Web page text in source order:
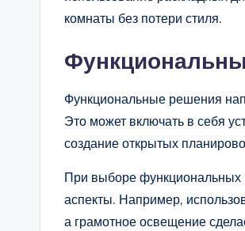
комнаты без потери стиля.
Функциональные решения
Это может включать в себя
создание открытых
При выборе функциональных
аспекты. Например,
а грамотное освещение